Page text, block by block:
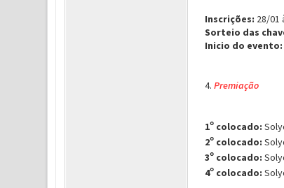
Inscrições: 28/01
Sorteio das
Inicio do evento:
4. Premiação
1°colocado:
2°colocado:
3°colocado:
4°colocado: